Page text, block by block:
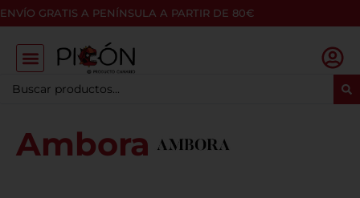
ENVÍO GRATIS A PENÍNSULA A PARTIR DE 80€
Ambora